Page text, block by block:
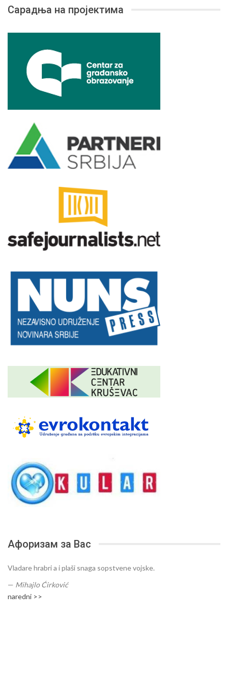
Сарадња на пројектима
Афоризам за Вас
Vladare hrabri a i plaši snaga sopstvene vojske.
— Mihajlo Ćirković
naredni >>